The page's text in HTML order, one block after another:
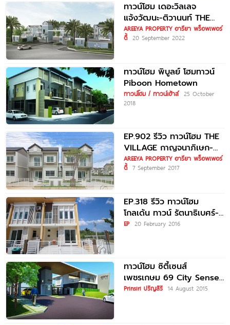
ทาวน์โฮม เดอะวิลเลจ
แจ้งวัฒนะ-ติวานนท์ THE
VILLAGE
CHAENGWATTANA-
AREEYA PROPERTY อารียา พร็อพเพอร์
ตี้ 20 September 2022
ทาวน์โฮม พิบูลย์ โฮมทาวน์
Piboon Hometown
ทาวน์โฮม / ทาวน์เฮ้าส์ 25 October
2018
EP.902 รีวิว ทาวน์โฮม THE
VILLAGE กาญจนาภิเษก-
ราชพฤกษ์ ราคาเริ่มต้น 2.59
ล้านบาท
AREEYA PROPERTY อารียา พร็อพเพอร์
ตี้ 7 September 2017
EP.318 รีวิว ทาวน์โฮม
โกลเด้น ทาวน์ รัตนาธิเบศร์-
สถานีรถไฟฟ้าบางพลู
EP 20 February 2016
ทาวน์โฮม ซิตี้เซนส์
เพชรเกษม 69 City Sense
Petchkasem 69
Prinsiri ปริญสิริ 14 August 2015